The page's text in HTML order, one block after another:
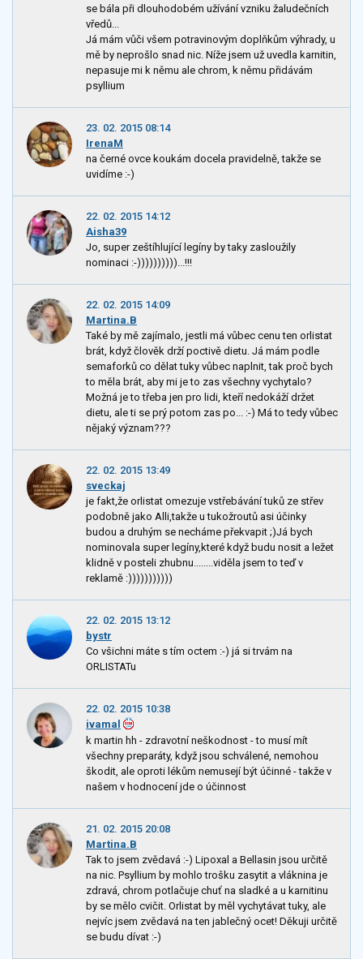
se bála při dlouhodobém užívání vzniku žaludečních
vředů...
Já mám vůči všem potravinovým doplňkům výhrady, u
mě by neprošlo snad nic. Níže jsem už uvedla karnitin,
nepasuje mi k němu ale chrom, k němu přidávám
psyllium
23. 02. 2015 08:14
IrenaM
na černé ovce koukám docela pravidelně, takže se
uvidíme :-)
22. 02. 2015 14:12
Aisha39
Jo, super zeštíhlující legíny by taky zasloužily
nominaci :-))))))))))...!!!
22. 02. 2015 14:09
Martina.B
Také by mě zajímalo, jestli má vůbec cenu ten orlistat
brát, když člověk drží poctivě dietu. Já mám podle
semaforků co dělat tuky vůbec naplnit, tak proč bych
to měla brát, aby mi je to zas všechny vychytalo?
Možná je to třeba jen pro lidi, kteří nedokáží držet
dietu, ale ti se prý potom zas po... :-) Má to tedy vůbec
nějaký význam???
22. 02. 2015 13:49
sveckaj
je fakt,že orlistat omezuje vstřebávání tuků ze střev
podobně jako Alli,takže u tukožroutů asi účinky
budou a druhým se necháme překvapit ;)Já bych
nominovala super legíny,které když budu nosit a ležet
klidně v posteli zhubnu........viděla jsem to teď v
reklamě :)))))))))))
22. 02. 2015 13:12
bystr
Co všichni máte s tím octem :-) já si trvám na
ORLISTATu
22. 02. 2015 10:38
ivamal
k martin hh - zdravotní neškodnost - to musí mít
všechny preparáty, když jsou schválené, nemohou
škodit, ale oproti lékům nemusejí být účinné - takže v
našem v hodnocení jde o účinnost
21. 02. 2015 20:08
Martina.B
Tak to jsem zvědavá :-) Lipoxal a Bellasin jsou určitě
na nic. Psyllium by mohlo trošku zasytit a vláknina je
zdravá, chrom potlačuje chuť na sladké a u karnitinu
by se mělo cvičit. Orlistat by měl vychytávat tuky, ale
nejvíc jsem zvědavá na ten jablečný ocet! Děkuji určitě
se budu dívat :-)